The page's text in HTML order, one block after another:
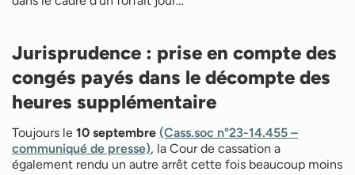
Jurisprudence : prise en compte des
congés payés dans le décompte des
heures supplémentaire
Toujours le 10 septembre (Cass.soc n°23-14.455 –
communiqué de presse), la Cour de cassation a
également rendu un autre arrêt cette fois beaucoup moins